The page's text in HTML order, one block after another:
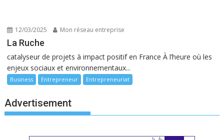
12/03/2025 Mon réseau entreprise
La Ruche
catalyseur de projets à impact positif en France À l’heure où les
enjeux sociaux et environnementaux...
Business Entrepreneur Entrepreneuriat
Advertisement